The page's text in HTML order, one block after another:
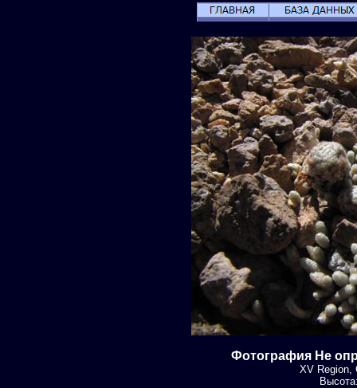
Фотография Не
XV Region,